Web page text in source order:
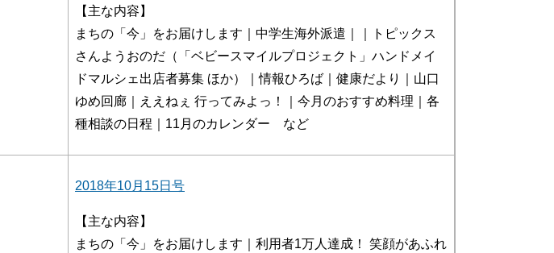
【主な内容】
まちの「今」をお届けします｜中学生海外派遣｜｜トピックス
さんようおのだ（「ベビースマイルプロジェクト」ハンドメイ
ドマルシェ出店者募集 ほか）｜情報ひろば｜健康だより｜山口
ゆめ回廊｜ええねぇ 行ってみよっ！｜今月のおすすめ料理｜各
種相談の日程｜11月のカレンダー など
2018年10月15日号
【主な内容】
まちの「今」をお届けします｜利用者1万人達成！ 笑顔があふれ